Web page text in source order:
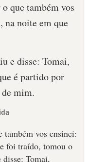
que também vos
na noite em que
e disse: Tomai,
é partido por
mim.